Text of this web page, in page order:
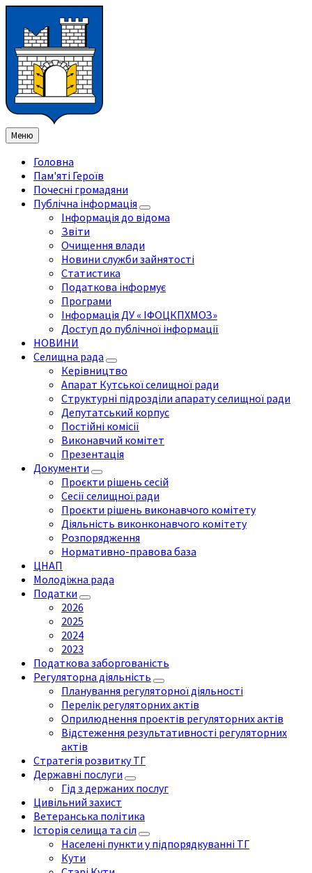
змісту
ліву
бічну
панель
праву
бічну
панель
нижнього
колонтитула
Меню
Головна
Пам'яті Героїв
Почесні громадяни
Публічна інформація
Інформація до відома
Звіти
Очищення влади
Новини служби зайнятості
Статистика
Податкова інформує
Програми
Інформація ДУ « ІФОЦКПХМОЗ»
Доступ до публічної інформації
НОВИНИ
Селищна рада
Керівництво
Апарат Кутської селищної ради
Структурні підрозділи апарату селищної ради
Депутатський корпус
Постійні комісії
Виконавчий комітет
Презентація
Документи
Проєкти рішень сесій
Сесії селищної ради
Проєкти рішень виконавчого комітету
Діяльність виконконавчого комітету
Розпорядження
Нормативно-правова база
ЦНАП
Молодіжна рада
Податки
2026
2025
2024
2023
Податкова заборгованість
Регуляторна діяльність
Планування регуляторної діяльності
Перелік регуляторних актів
Оприлюднення проектів регуляторних актів
Відстеження результативності регуляторних
актів
Стратегія розвитку ТГ
Державні послуги
Гід з держаних послуг
Цивільний захист
Ветеранська політика
Історія селища та сіл
Населені пункти у підпорядкуванні ТГ
Кути